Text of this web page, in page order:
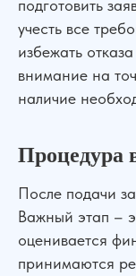
подготовить
учесть все
избежать
внимание на
наличие
Процедура
После подачи
Важный этап –
оценивается
принимаются